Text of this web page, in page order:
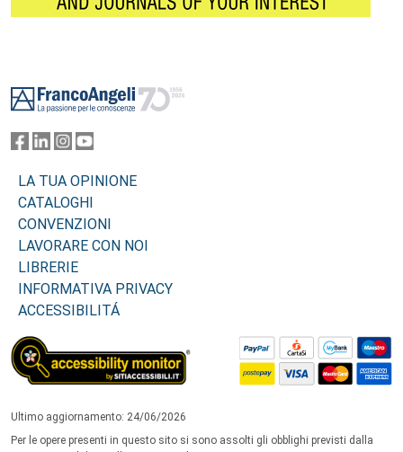
LA TUA OPINIONE
CATALOGHI
CONVENZIONI
LAVORARE CON NOI
LIBRERIE
INFORMATIVA PRIVACY
ACCESSIBILITÁ
Ultimo aggiornamento: 24/06/2026
Per le opere presenti in questo sito si sono assolti gli obblighi previsti dalla